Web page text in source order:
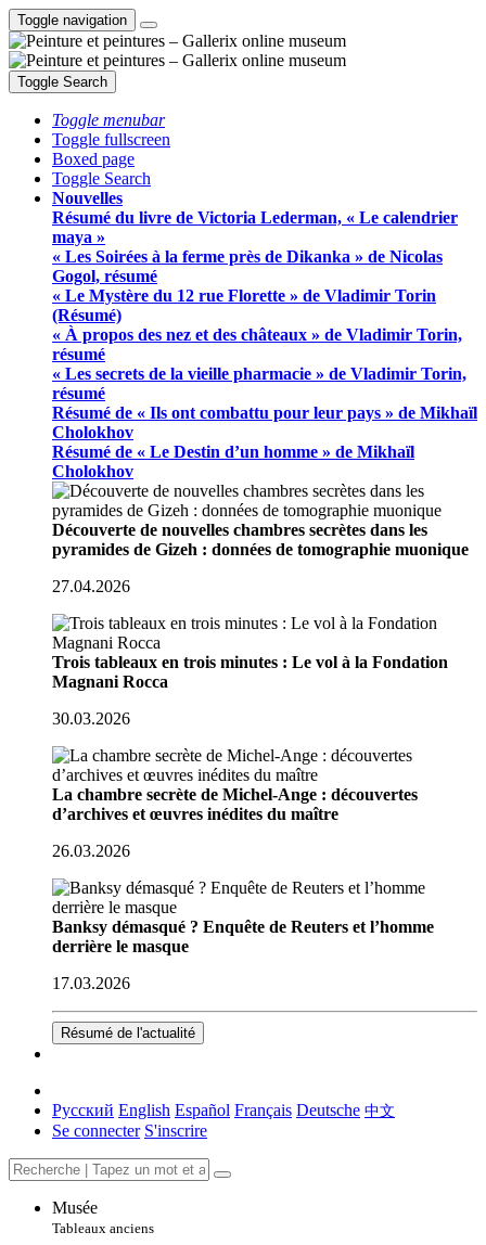
Toggle navigation
Toggle Search
Toggle menubar
Toggle fullscreen
Boxed page
Toggle Search
Nouvelles
Résumé du livre de Victoria Lederman, « Le calendrier
maya »
« Les Soirées à la ferme près de Dikanka » de Nicolas
Gogol, résumé
« Le Mystère du 12 rue Florette » de Vladimir Torin
(Résumé)
« À propos des nez et des châteaux » de Vladimir Torin,
résumé
« Les secrets de la vieille pharmacie » de Vladimir Torin,
résumé
Résumé de « Ils ont combattu pour leur pays » de Mikhaïl
Cholokhov
Résumé de « Le Destin d’un homme » de Mikhaïl
Cholokhov
Découverte de nouvelles chambres secrètes dans les
pyramides de Gizeh : données de tomographie muonique
27.04.2026
Trois tableaux en trois minutes : Le vol à la Fondation
Magnani Rocca
30.03.2026
La chambre secrète de Michel-Ange : découvertes
d’archives et œuvres inédites du maître
26.03.2026
Banksy démasqué ? Enquête de Reuters et l’homme
derrière le masque
17.03.2026
Résumé de l'actualité
Русский English Español Français Deutsche 中文
Se connecter S'inscrire
Musée
Tableaux anciens